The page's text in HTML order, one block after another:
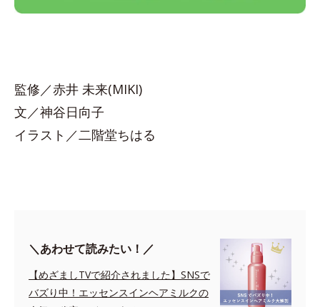
監修／赤井 未来(MIKI)
文／神谷日向子
イラスト／二階堂ちはる
＼あわせて読みたい！／
【めざましTVで紹介されました】SNSで
バズり中！エッセンスインヘアミルクの